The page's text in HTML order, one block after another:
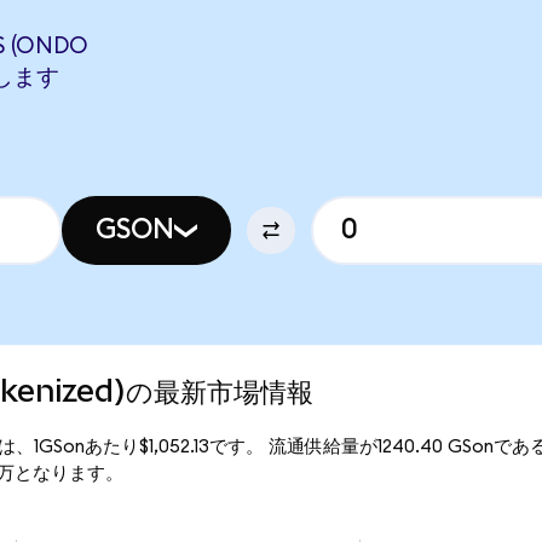
(ONDO
ます
GSON
の最新市場情報
1GSonあたり$1,052.13です。 流通供給量が1240.40 GSonであ
となります。